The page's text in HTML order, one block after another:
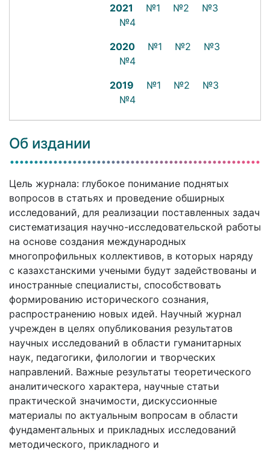
2021 №1 №2
№3
№4
2020
№1 №2
№3
№4
2019
№1 №2
№3
№4
Об издании
Цель журнала: глубокое понимание поднятых
вопросов в статьях и проведение обширных
исследований, для реализации поставленных задач
систематизация научно-исследовательской работы
на основе создания международных
многопрофильных коллективов, в которых наряду
с казахстанскими учеными будут задействованы и
иностранные специалисты, способствовать
формированию исторического сознания,
распространению новых идей. Научный журнал
учрежден в целях опубликования результатов
научных исследований в области гуманитарных
наук, педагогики, филологии и творческих
направлений. Важные результаты теоретического
аналитического характера, научные статьи
практической значимости, дискуссионные
материалы по актуальным вопросам в области
фундаментальных и прикладных исследований
методического, прикладного и